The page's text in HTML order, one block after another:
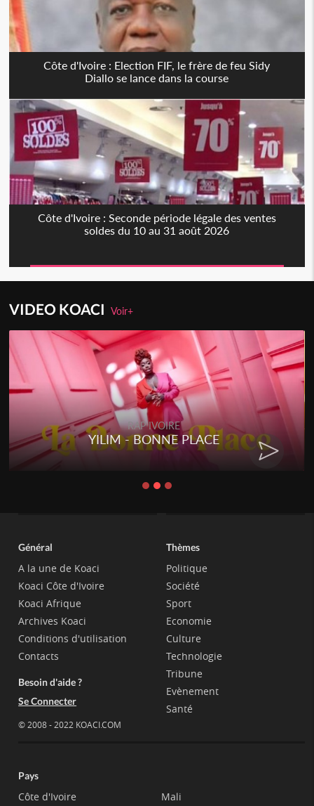
Côte d'Ivoire : Election FIF, le frère de feu Sidy
Diallo se lance dans la course
Côte d'Ivoire : Seconde période légale des ventes
soldes du 10 au 31 août 2026
VIDEO KOACIVoir+
RAP IVOIRE
YILIM - BONNE PLACE
Général
A la une de Koaci
Koaci Côte d'Ivoire
Koaci Afrique
Archives Koaci
Conditions d'utilisation
Contacts
Besoin d'aide ?
Se Connecter
© 2008 - 2022 KOACI.COM
Thèmes
Politique
Société
Sport
Economie
Culture
Technologie
Tribune
Evènement
Santé
Pays
Côte d'Ivoire
Mali